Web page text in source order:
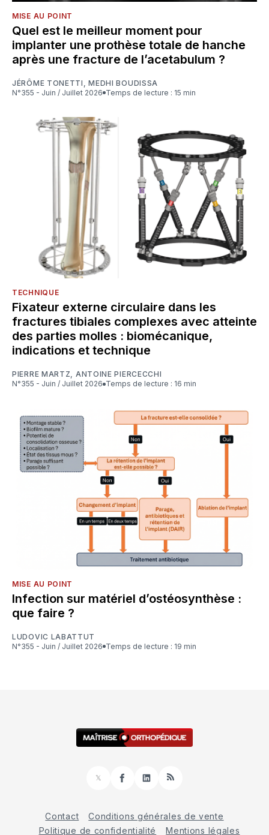
MISE AU POINT
Quel est le meilleur moment pour
implanter une prothèse totale de hanche
après une fracture de l’acetabulum ?
JÉRÔME TONETTI ,MEDHI BOUDISSA
N°355 - Juin / Juillet 2026
Temps de lecture : 15 min
TECHNIQUE
Fixateur externe circulaire dans les
fractures tibiales complexes avec atteinte
des parties molles : biomécanique,
indications et technique
PIERRE MARTZ, ANTOINE PIERCECCHI
N°355 - Juin / Juillet 2026
Temps de lecture : 16 min
MISE AU POINT
Infection sur matériel d’ostéosynthèse :
que faire ?
LUDOVIC LABATTUT
N°355 - Juin / Juillet 2026
Temps de lecture : 19 min
𝕏
FacebookLinkedInRSS
Contact
Conditions générales de vente
Politique de confidentialité
Mentions légales